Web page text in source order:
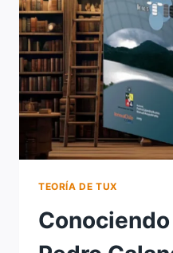
TEORÍA DE TUX